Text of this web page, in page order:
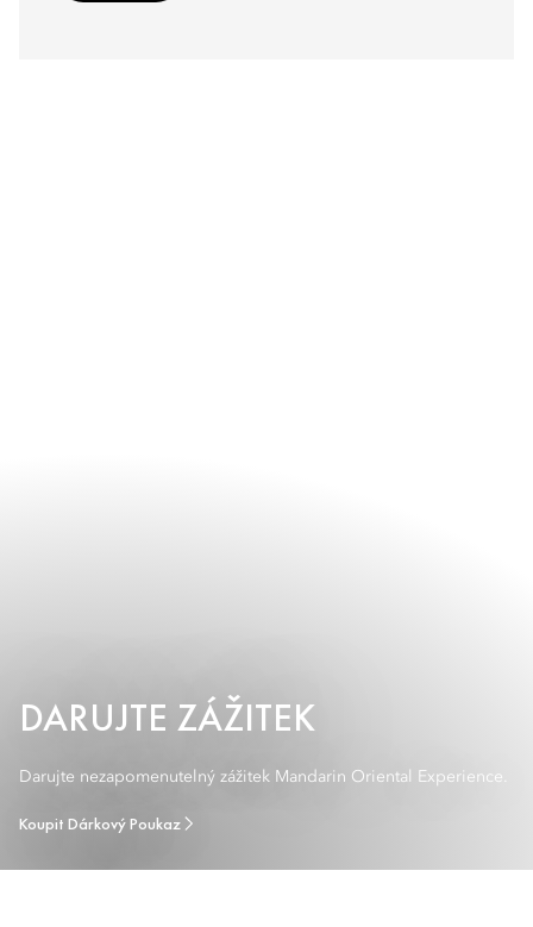
DARUJTE ZÁŽITEK
Darujte nezapomenutelný zážitek Mandarin Oriental Experience.
Koupit Dárkový Poukaz